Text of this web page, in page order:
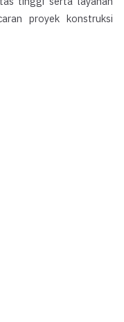
proyek konstruksi